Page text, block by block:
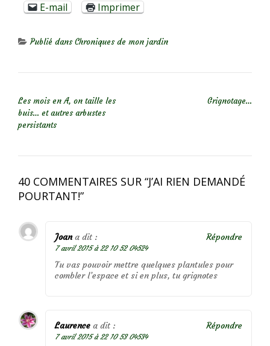
E-mail Imprimer
Publié dansChroniques de mon jardin
Les mois en A, on taille les
buis… et autres arbustes
persistants
Grignotage…
40 COMMENTAIRES SUR “J’AI RIEN DEMANDÉ
POURTANT!”
Joan a dit :
7 avril 2015 à 22 10 52 04524
Tu vas pouvoir mettre quelques plantules pour
combler l’espace et si en plus, tu grignotes
Répondre
Laurence a dit :
7 avril 2015 à 22 10 53 04534
Répondre